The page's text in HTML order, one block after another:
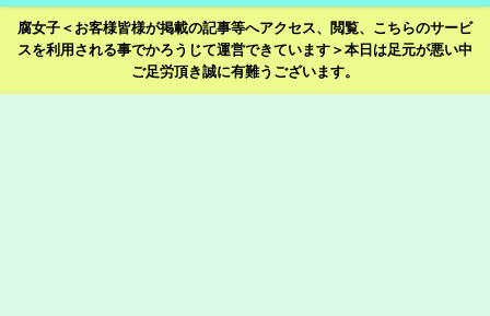
腐女子＜お客様皆様が掲載の記事等へアクセス、閲覧、こちらのサービ
スを利用される事でかろうじて運営できています＞本日は足元が悪い中
ご足労頂き誠に有難うございます。